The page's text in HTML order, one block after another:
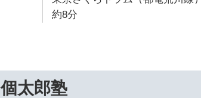
約8分
個太郎塾